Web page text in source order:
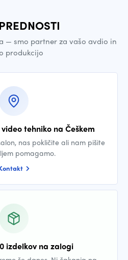
— smo partner za vašo avdio in
produkcijo
tehniko na Češkem
nas pokličite ali nam pišite
pomagamo.
izdelkov na zalogi